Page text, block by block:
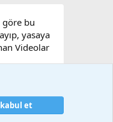
göre bu
yasaya
Videolar
Ana sayfa
et